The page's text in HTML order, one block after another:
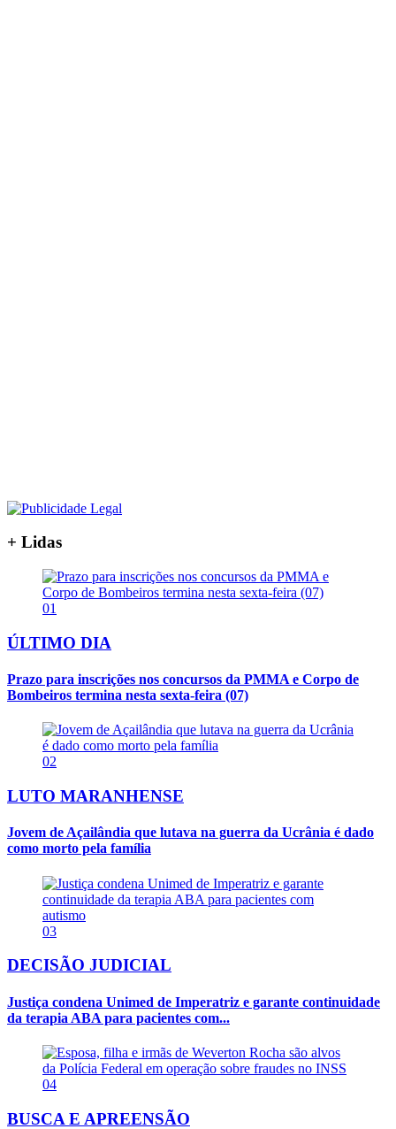
+ Lidas
01
ÚLTIMO DIA
Prazo para inscrições nos concursos da PMMA e Corpo de
Bombeiros termina nesta sexta-feira (07)
02
LUTO MARANHENSE
Jovem de Açailândia que lutava na guerra da Ucrânia é dado
como morto pela família
03
DECISÃO JUDICIAL
Justiça condena Unimed de Imperatriz e garante continuidade
da terapia ABA para pacientes com...
04
BUSCA E APREENSÃO